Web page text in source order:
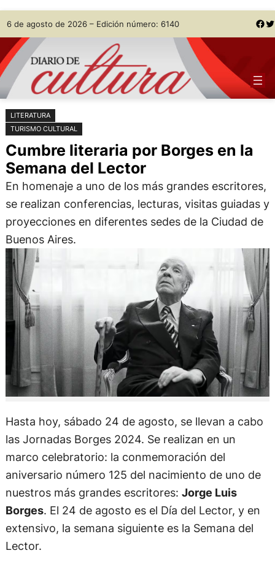
Saltar
al
contenido
Skip
to
content
6 de agosto de 2026 – Edición número: 6140 Facebook Twitter
LITERATURA
TURISMO CULTURAL
Cumbre literaria por Borges en la
Semana del Lector
En homenaje a uno de los más grandes escritores,
se realizan conferencias, lecturas, visitas guiadas y
proyecciones en diferentes sedes de la Ciudad de
Buenos Aires.
Hasta hoy, sábado 24 de agosto, se llevan a cabo
las Jornadas Borges 2024. Se realizan en un
marco celebratorio: la conmemoración del
aniversario número 125 del nacimiento de uno de
nuestros más grandes escritores: Jorge Luis
Borges. El 24 de agosto es el Día del Lector, y en
extensivo, la semana siguiente es la Semana del
Lector.